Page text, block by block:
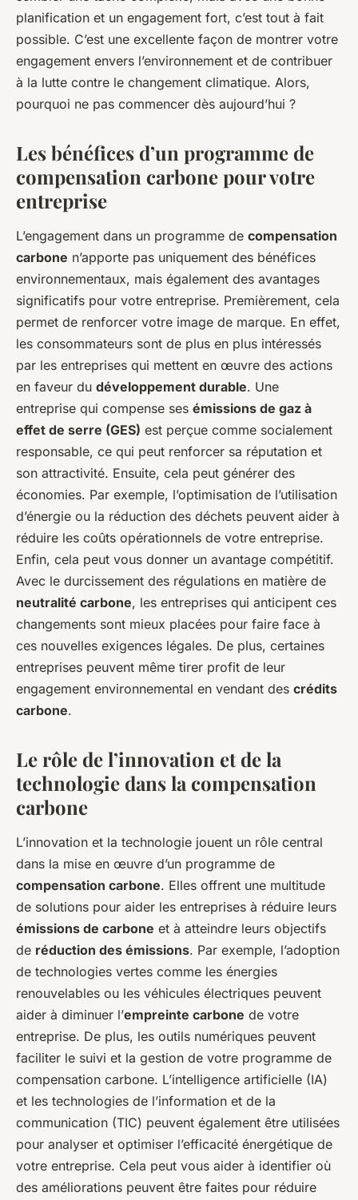
planification et un engagement fort, c’est tout à fait
possible. C’est une excellente façon de montrer votre
engagement envers l’environnement et de contribuer
à la lutte contre le changement climatique. Alors,
pourquoi ne pas commencer dès aujourd’hui ?
Les bénéfices d’un programme de
compensation carbone pour votre
entreprise
L’engagement dans un programme de compensation
carbone n’apporte pas uniquement des bénéfices
environnementaux, mais également des avantages
significatifs pour votre entreprise. Premièrement, cela
permet de renforcer votre image de marque. En effet,
les consommateurs sont de plus en plus intéressés
par les entreprises qui mettent en œuvre des actions
en faveur du développement durable. Une
entreprise qui compense ses émissions de gaz à
effet de serre (GES) est perçue comme socialement
responsable, ce qui peut renforcer sa réputation et
son attractivité. Ensuite, cela peut générer des
économies. Par exemple, l’optimisation de l’utilisation
d’énergie ou la réduction des déchets peuvent aider à
réduire les coûts opérationnels de votre entreprise.
Enfin, cela peut vous donner un avantage compétitif.
Avec le durcissement des régulations en matière de
neutralité carbone, les entreprises qui anticipent ces
changements sont mieux placées pour faire face à
ces nouvelles exigences légales. De plus, certaines
entreprises peuvent même tirer profit de leur
engagement environnemental en vendant des crédits
carbone.
Le rôle de l’innovation et de la
technologie dans la compensation
carbone
L’innovation et la technologie jouent un rôle central
dans la mise en œuvre d’un programme de
compensation carbone. Elles offrent une multitude
de solutions pour aider les entreprises à réduire leurs
émissions de carbone et à atteindre leurs objectifs
de réduction des émissions. Par exemple, l’adoption
de technologies vertes comme les énergies
renouvelables ou les véhicules électriques peuvent
aider à diminuer l’empreinte carbone de votre
entreprise. De plus, les outils numériques peuvent
faciliter le suivi et la gestion de votre programme de
compensation carbone. L’intelligence artificielle (IA)
et les technologies de l’information et de la
communication (TIC) peuvent également être utilisées
pour analyser et optimiser l’efficacité énergétique de
votre entreprise. Cela peut vous aider à identifier où
des améliorations peuvent être faites pour réduire